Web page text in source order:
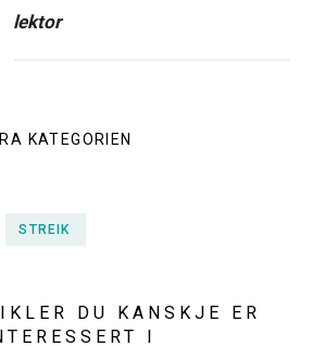
lektor
KATEGORIEN
STREIK
DU KANSKJE ER
I